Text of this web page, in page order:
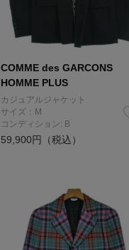
COMME des GARCONS
HOMME PLUS
カジュアルジャケット
サイズ：M
コンディション: B
59,900円（税込）